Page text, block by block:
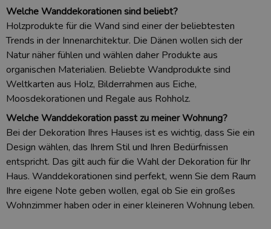
Welche Wanddekorationen sind beliebt?
Holzprodukte für die Wand sind einer der beliebtesten
Trends in der Innenarchitektur. Die Dänen wollen sich der
Natur näher fühlen und wählen daher Produkte aus
organischen Materialien. Beliebte Wandprodukte sind
Weltkarten aus Holz, Bilderrahmen aus Eiche,
Moosdekorationen und Regale aus Rohholz.
Welche Wanddekoration passt zu meiner Wohnung?
Bei der Dekoration Ihres Hauses ist es wichtig, dass Sie ein
Design wählen, das Ihrem Stil und Ihren Bedürfnissen
entspricht. Das gilt auch für die Wahl der Dekoration für Ihr
Haus. Wanddekorationen sind perfekt, wenn Sie dem Raum
Ihre eigene Note geben wollen, egal ob Sie ein großes
Wohnzimmer haben oder in einer kleineren Wohnung leben.